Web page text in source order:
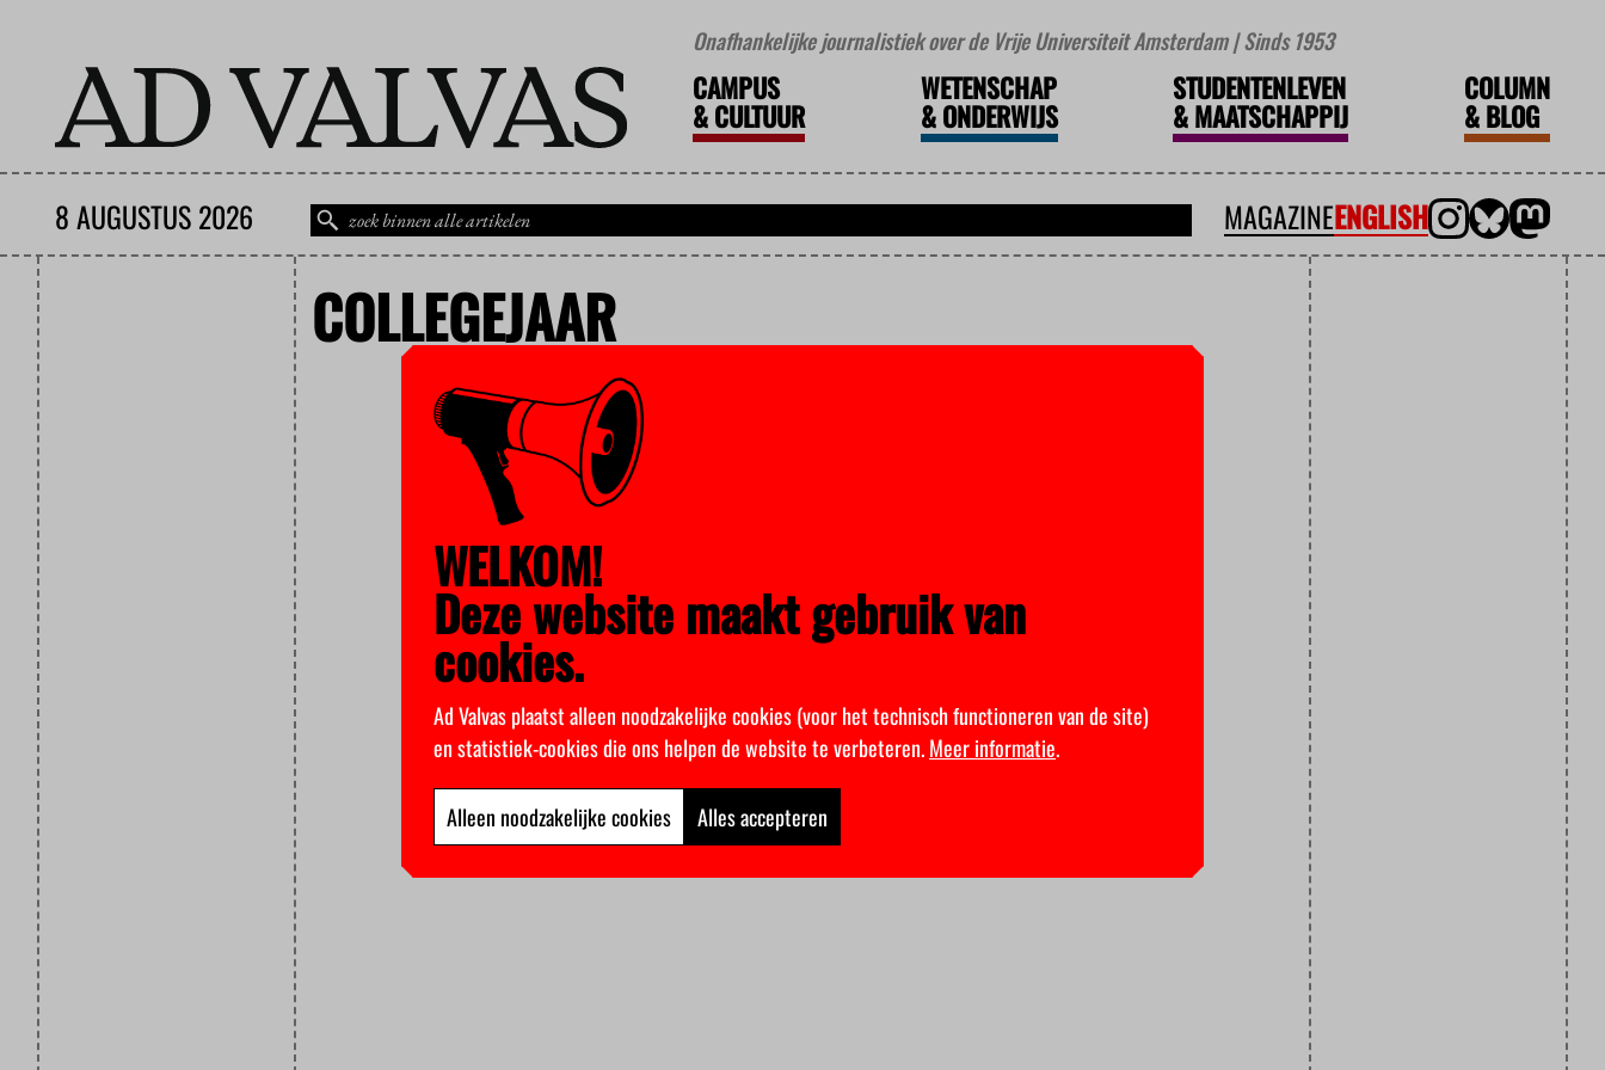
Onafhankelijke journalistiek over de Vrije Universiteit Amsterdam | Sinds 1953
CAMPUS
&CULTUUR
WETENSCHAP
&ONDERWIJS
STUDENTENLEVEN
&MAATSCHAPPIJ
COLUMN
&BLOG
8 AUGUSTUS 2026 MAGAZINEENGLISH
COLLEGEJAAR
WELKOM!
Deze website maakt gebruik van
cookies.
Ad Valvas plaatst alleen noodzakelijke cookies (voor het technisch functioneren van de site)
en statistiek-cookies die ons helpen de website te verbeteren.Meer informatie.
Alleen noodzakelijke cookies Alles accepteren